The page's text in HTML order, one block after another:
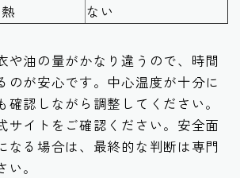
ない
や油の量がかなり違うので、時間
のが安心です。中心温度が十分に
確認しながら調整してください。
サイトをご確認ください。安全面
なる場合は、最終的な判断は専門
。